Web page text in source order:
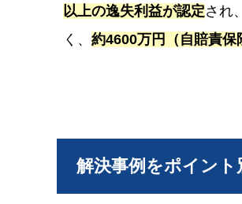
以上の逸失利益が認定され
く、 約4600万円（自賠責保
解決事例をポイント